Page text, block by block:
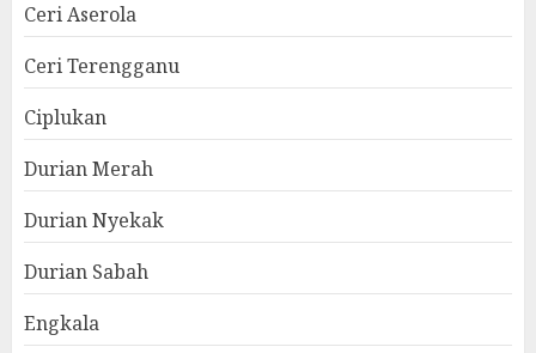
Ceri Aserola
Ceri Terengganu
Ciplukan
Durian Merah
Durian Nyekak
Durian Sabah
Engkala